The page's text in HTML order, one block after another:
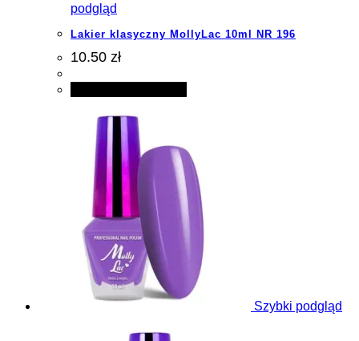
podgląd
Lakier klasyczny MollyLac 10ml NR 196
10.50 zł
Szybki podgląd